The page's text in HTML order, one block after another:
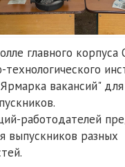
главного корпуса
технологического
вакансий"
работодателей
выпускников разных